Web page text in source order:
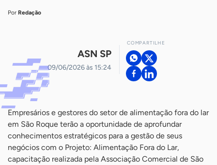
Por Redação
ASN SP
09/06/2026 às 15:24
COMPARTILHE
Empresários e gestores do setor de alimentação fora do lar
em São Roque terão a oportunidade de aprofundar
conhecimentos estratégicos para a gestão de seus
negócios com o Projeto: Alimentação Fora do Lar,
capacitação realizada pela Associação Comercial de São